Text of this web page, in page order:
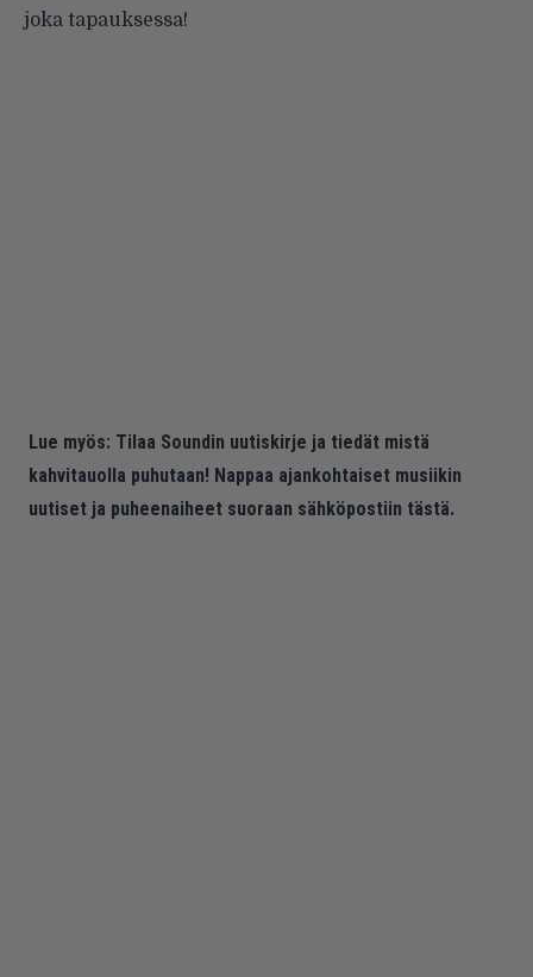
joka tapauksessa!
Lue myös: Tilaa Soundin uutiskirje ja tiedät mistä
kahvitauolla puhutaan! Nappaa ajankohtaiset musiikin
uutiset ja puheenaiheet suoraan sähköpostiin tästä.